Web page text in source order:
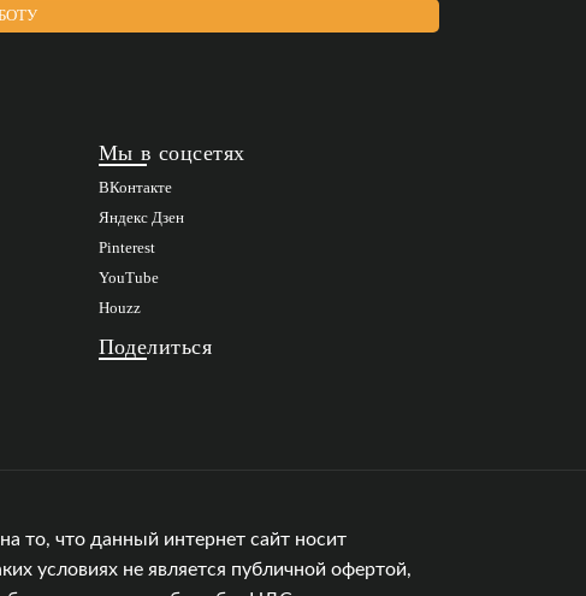
Мы в соцсетях
ВКонтакте
Яндекс Дзен
Pinterest
YouTube
Houzz
Поделиться
то, что данный интернет сайт носит
условиях не является публичной офертой,